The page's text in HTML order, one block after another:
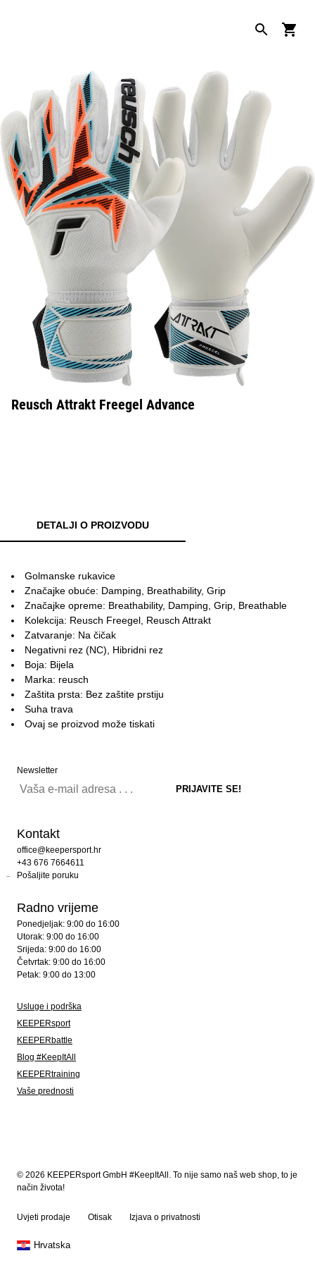
Reusch Attrakt Freegel Advance
DETALJI O PROIZVODU
Golmanske rukavice
Značajke obuće: Damping, Breathability, Grip
Značajke opreme: Breathability, Damping, Grip, Breathable
Kolekcija: Reusch Freegel, Reusch Attrakt
Zatvaranje: Na čičak
Negativni rez (NC), Hibridni rez
Boja: Bijela
Marka: reusch
Zaštita prsta: Bez zaštite prstiju
Suha trava
Ovaj se proizvod može tiskati
Newsletter
Kontakt
office@keepersport.hr
+43 676 7664611
Pošaljite poruku
Radno vrijeme
Ponedjeljak: 9:00 do 16:00
Utorak: 9:00 do 16:00
Srijeda: 9:00 do 16:00
Četvrtak: 9:00 do 16:00
Petak: 9:00 do 13:00
Usluge i podrška
KEEPERsport
KEEPERbattle
Blog #KeepItAll
KEEPERtraining
Vaše prednosti
© 2026 KEEPERsport GmbH #KeepItAll. To nije samo naš web shop, to je
način života!
Uvjeti prodaje Otisak Izjava o privatnosti
Hrvatska